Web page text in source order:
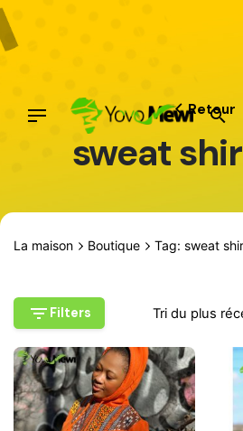
Aller
au
contenu
Retour
sweat
La maison Boutique Tag: sweat
Filters Tri du plus